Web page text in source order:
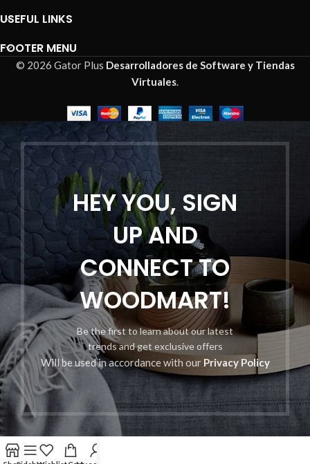
USEFUL LINKS
FOOTER MENU
© 2026 Gator Plus Desarrolladores de Software y Tiendas
Virtuales.
HEY YOU, SIGN
UP AND
CONNECT TO
WOODMART!
Be the first to learn about our latest
trends and get exclusive offers
Will be used in accordance with our Privacy Policy